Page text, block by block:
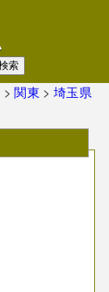
>関東 > 埼玉県